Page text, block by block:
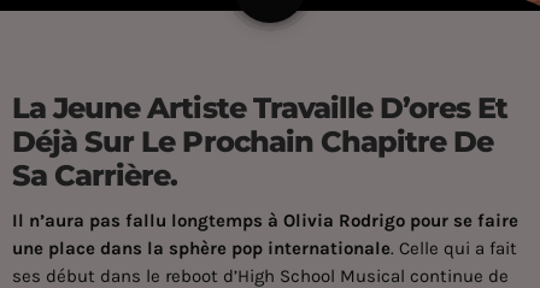
La Jeune Artiste Travaille D’ores Et
Déjà Sur Le Prochain Chapitre De
Sa Carrière.
Il n’aura pas fallu longtemps à Olivia Rodrigo pour se faire
une place dans la sphère pop internationale. Celle qui a fait
ses début dans le reboot d’High School Musical continue de